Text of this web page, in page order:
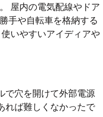
屋内の電気配線やドア
手や自転車を格納する
いやすいアイディアや
で穴を開けて外部電源
れば難しくなかったで